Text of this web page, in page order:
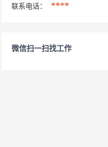
联系电话： ****
微信扫一扫找工作